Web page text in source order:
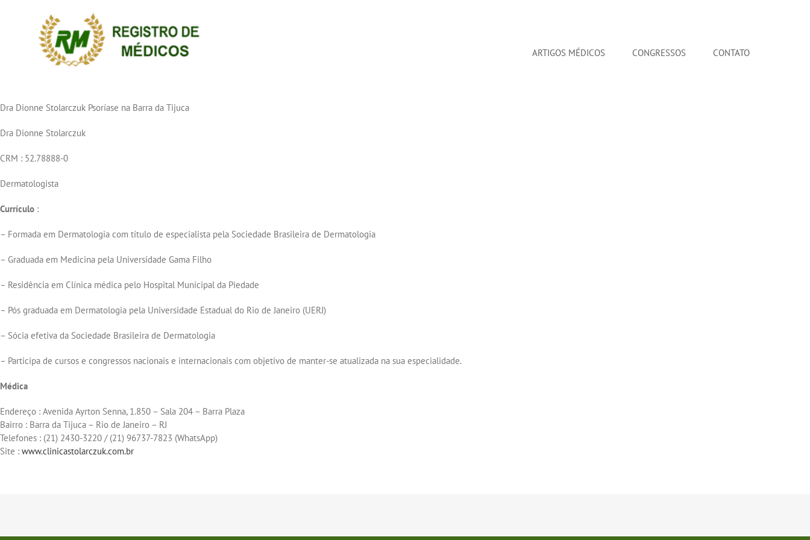
ARTIGOS MÉDICOS CONGRESSOS CONTATO
Dra Dionne Stolarczuk Psoríase na Barra da Tijuca
Dra Dionne Stolarczuk
CRM : 52.78888-0
Dermatologista
Currículo :
– Formada em Dermatologia com título de especialista pela Sociedade Brasileira de Dermatologia
– Graduada em Medicina pela Universidade Gama Filho
– Residência em Clínica médica pelo Hospital Municipal da Piedade
– Pós graduada em Dermatologia pela Universidade Estadual do Rio de Janeiro (UERJ)
– Sócia efetiva da Sociedade Brasileira de Dermatologia
– Participa de cursos e congressos nacionais e internacionais com objetivo de manter-se atualizada na sua especialidade.
Médica
Endereço : Avenida Ayrton Senna, 1.850 – Sala 204 – Barra Plaza
Bairro : Barra da Tijuca – Rio de Janeiro – RJ
Telefones : (21) 2430-3220 / (21) 96737-7823 (WhatsApp)
Site : www.clinicastolarczuk.com.br